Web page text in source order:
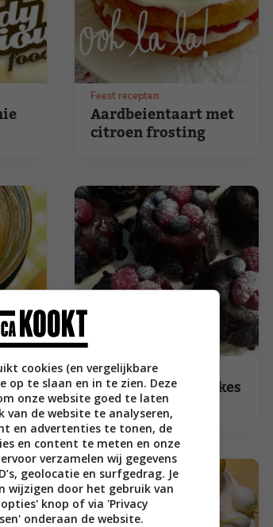
Aardbeientaart met
citroen frosting
Feest recepten
Mini chocolade cakes
met rood fruit
Brunch recepten
cookies (en vergelijkbare
op te slaan en in te zien. Deze
onze website goed te laten
de website te analyseren,
en advertenties te tonen, de
en content te meten en onze
verzamelen wij gegevens
geolocatie en surfgedrag. Je
wijzigen door het gebruik van
knop of via 'Privacy
onderaan de website.